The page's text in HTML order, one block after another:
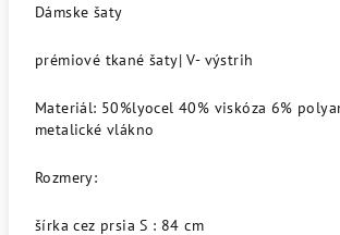
Dámske šaty
prémiové tkané šaty| V- výstrih
Materiál: 50%lyocel 40% viskóza 6%
metalické vlákno
Rozmery:
šírka cez prsia S : 84 cm